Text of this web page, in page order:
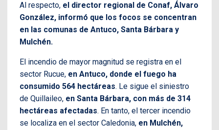
Al respecto, el director regional de Conaf, Álvaro
González, informó que los focos se concentran
en las comunas de Antuco, Santa Bárbara y
Mulchén.
El incendio de mayor magnitud se registra en el
sector Rucue, en Antuco, donde el fuego ha
consumido 564 hectáreas. Le sigue el siniestro
de Quillaileo, en Santa Bárbara, con más de 314
hectáreas afectadas. En tanto, el tercer incendio
se localiza en el sector Caledonia, en Mulchén,